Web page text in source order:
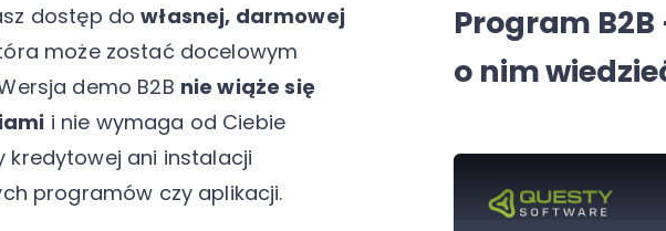
dostęp dowłasnej, darmowej
może zostać docelowym
demo B2B nie wiąże się
i nie wymaga od Ciebie
ani instalacji
programów czy aplikacji.
Program
o nim